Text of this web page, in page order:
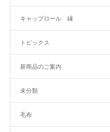
キャップロール 縁
トピックス
新商品のご案内
未分類
毛布